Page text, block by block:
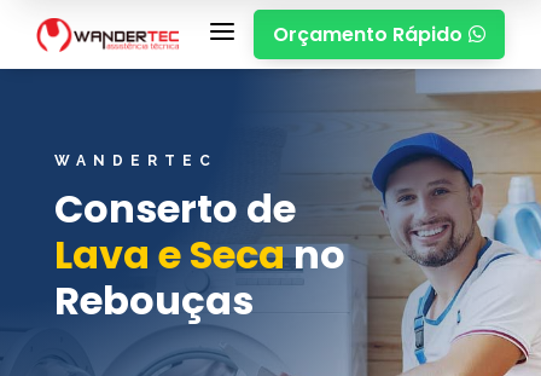
a Orçamento Rápido 
WANDERTEC
Conserto de
Lava e Secano
Rebouças